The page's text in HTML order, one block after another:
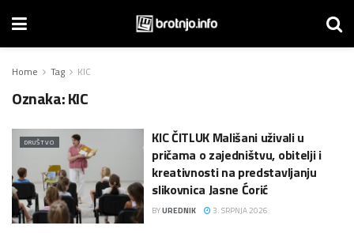
Home Tag KIC
Oznaka:KIC
DRUŠTVO
KIC ČITLUK Mališani uživali u
pričama o zajedništvu, obitelji i
kreativnosti na predstavljanju
slikovnica Jasne Ćorić
BYUREDNIK 3. SRPNJA 2026.